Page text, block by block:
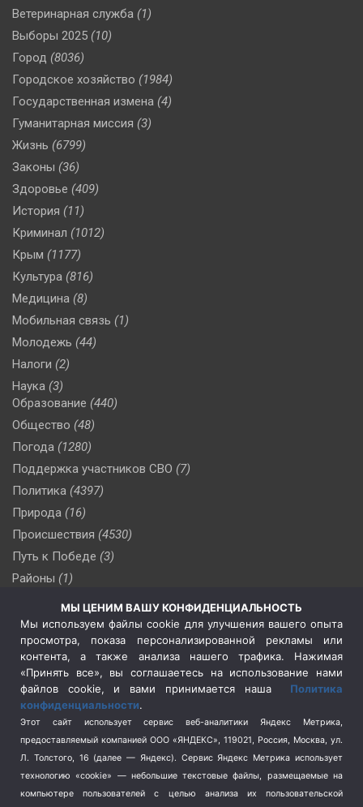
Ветеринарная служба (1)
Выборы 2025 (10)
Город (8036)
Городское хозяйство (1984)
Государственная измена (4)
Гуманитарная миссия (3)
Жизнь (6799)
Законы (36)
Здоровье (409)
История (11)
Криминал (1012)
Крым (1177)
Культура (816)
Медицина (8)
Мобильная связь (1)
Молодежь (44)
Налоги (2)
Наука (3)
Образование (440)
Общество (48)
Погода (1280)
Поддержка участников СВО (7)
Политика (4397)
Природа (16)
Происшествия (4530)
Путь к Победе (3)
Районы (1)
(510)
Сельское хозяйство (3)
Социальная политика
(3)
Спецоперация в Украине
Спецоперация на Украине
(404)
Спорт (740)
Терроризм (1)
Транспорт (262)
Туризм (178)
МЫ ЦЕНИМ ВАШУ КОНФИДЕНЦИАЛЬНОСТЬ
Мы используем файлы cookie для улучшения вашего опыта
просмотра, показа персонализированной рекламы или
контента, а также анализа нашего трафика. Нажимая
«Принять все», вы соглашаетесь на использование нами
файлов cookie, и вами принимается наша Политика
конфиденциальности.
Этот сайт использует сервис веб-аналитики Яндекс Метрика,
предоставляемый компанией ООО «ЯНДЕКС», 119021, Россия, Москва, ул.
Л. Толстого, 16 (далее — Яндекс). Сервис Яндекс Метрика использует
технологию «cookie» — небольшие текстовые файлы, размещаемые на
компьютере пользователей с целью анализа их пользовательской